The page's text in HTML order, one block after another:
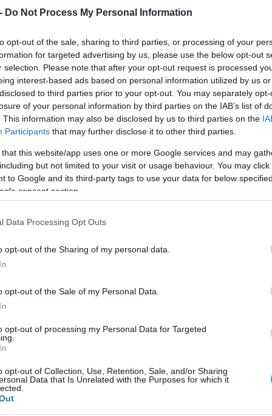
Do Not Process My Personal Information
opt-out of the sale, sharing to third parties, or processing of your
for targeted advertising by us, please use the below opt-out
selection. Please note that after your opt-out request is processed
interest-based ads based on personal information utilized by us
to third parties prior to your opt-out. You may separately
of your personal information by third parties on the IAB’s list of
This information may also be disclosed by us to third parties on the
Participants that may further disclose it to other third parties.
that this website/app uses one or more Google services and may
but not limited to your visit or usage behaviour. You may
to Google and its third-party tags to use your data for below
consent section.
Data Processing Opt Outs
opt-out of the Sharing of my personal data.
opt-out of the Sale of my Personal Data.
opt-out of processing my Personal Data for Targeted
opt-out of Collection, Use, Retention, Sale, and/or Sharing
Data that Is Unrelated with the Purposes for which it
AI Act, το πρώτο ολοκληρωμένο νομικό
τεχνητής νοημοσύνης. Ο κανονισμός δεν
με βάση τον βαθμό κινδύνου: από
μη αποδεκτά και απαγορεύονται
πρακτικές όπως η κοινωνική
—όπως η υγεία, η εκπαίδευση και οι
ελέγχου και ασφάλειας πριν από
δίκαιο αναμένεται
να κατατεθεί προς
Ψηφιακής Διακυβέρνησης
ανάμεσα στις πρώτες
της
του νέου πλαισίου
κανόνες για κράτη και αγορές. Παράλληλα,
παρόχους τεχνητής νοημοσύνης.
με την εκπαίδευση, ηMistral σε λύσεις
ενώ η
αξιοποιείται σε
Οι συνέργειες αυτές εντάσσονται σε